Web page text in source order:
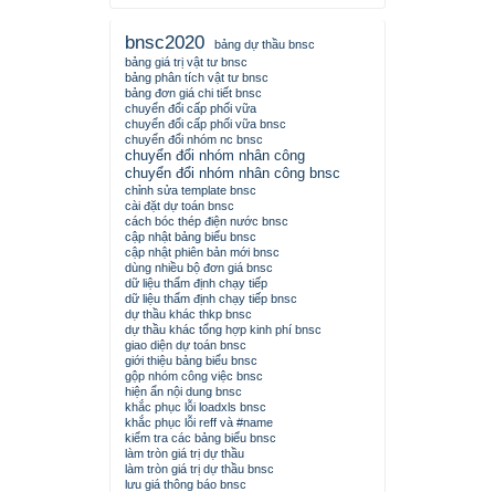
bnsc2020
bảng dự thầu bnsc
bảng giá trị vật tư bnsc
bảng phân tích vật tư bnsc
bảng đơn giá chi tiết bnsc
chuyển đổi cấp phối vữa
chuyển đổi cấp phối vữa bnsc
chuyển đổi nhóm nc bnsc
chuyển đổi nhóm nhân công
chuyển đổi nhóm nhân công bnsc
chỉnh sửa template bnsc
cài đặt dự toán bnsc
cách bóc thép điện nước bnsc
cập nhật bảng biểu bnsc
cập nhật phiên bản mới bnsc
dùng nhiều bộ đơn giá bnsc
dữ liệu thẩm định chạy tiếp
dữ liệu thẩm định chạy tiếp bnsc
dự thầu khác thkp bnsc
dự thầu khác tổng hợp kinh phí bnsc
giao diện dự toán bnsc
giới thiệu bảng biểu bnsc
gộp nhóm công việc bnsc
hiện ẩn nội dung bnsc
khắc phục lỗi loadxls bnsc
khắc phục lỗi reff và #name
kiểm tra các bảng biểu bnsc
làm tròn giá trị dự thầu
làm tròn giá trị dự thầu bnsc
lưu giá thông báo bnsc